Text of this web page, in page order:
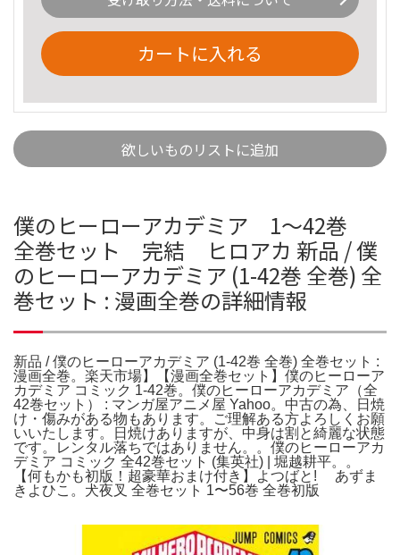
カートに入れる
欲しいものリストに追加
僕のヒーローアカデミア 1〜42巻
全巻セット 完結 ヒロアカ 新品 / 僕
のヒーローアカデミア (1-42巻 全巻) 全
巻セット : 漫画全巻の詳細情報
新品 / 僕のヒーローアカデミア (1-42巻 全巻) 全巻セット :
漫画全巻。楽天市場】【漫画全巻セット】僕のヒーローア
カデミア コミック 1-42巻。僕のヒーローアカデミア（全
42巻セット） : マンガ屋アニメ屋 Yahoo。中古の為、日焼
け・傷みがある物もあります。ご理解ある方よろしくお願
いいたします。日焼けありますが、中身は割と綺麗な状態
です。レンタル落ちではありません。。僕のヒーローアカ
デミア コミック 全42巻セット (集英社) | 堀越耕平。。
【何もかも初版！超豪華おまけ付き】よつばと! あずま
きよひこ。犬夜叉 全巻セット 1〜56巻 全巻初版